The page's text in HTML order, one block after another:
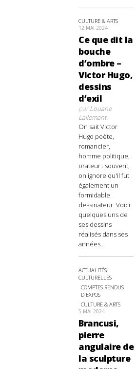
CULTURE & ARTS
12 MAI 2024
Ce que dit la
bouche
d’ombre –
Victor Hugo,
dessins
d’exil
parLouane
Lallemant
On sait Victor
Hugo poète,
romancier,
homme politique,
orateur : souvent,
on ignore qu'il fut
également un
formidable
dessinateur. Voici
quelques uns de
ses dessins
réalisés dans ses
années...
ACTUALITÉS
CULTURELLES
COMPTES RENDUS
D'EXPOS
CULTURE & ARTS
5 MAI 2024
Brancusi,
pierre
angulaire de
la sculpture